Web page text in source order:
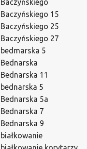
Baczyńskiego
Baczyńskiego 15
Baczyńskiego 25
Baczyńskiego 27
bedmarska 5
Bednarska
Bednarska 11
bednarska 5
Bednarska 5a
Bednarska 7
Bednarska 9
białkowanie